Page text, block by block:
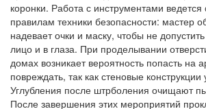
коронки. Работа с инструментами ведется
правилам техники безопасности: мастер
надевает очки и маску, чтобы не
лицо и в глаза. При проделывании
домах возникает вероятность попасть на
повреждать, так как стеновые конструкции
Углубления после штрболения очищают
После завершения этих мероприятий